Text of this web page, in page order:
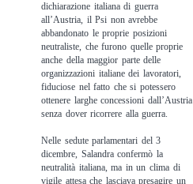
dichiarazione italiana di guerra
all’Austria, il Psi non avrebbe
abbandonato le proprie posizioni
neutraliste, che furono quelle proprie
anche della maggior parte delle
organizzazioni italiane dei lavoratori,
fiduciose nel fatto che si potessero
ottenere larghe concessioni dall’Austria
senza dover ricorrere alla guerra.
Nelle sedute parlamentari del 3
dicembre, Salandra confermò la
neutralità italiana, ma in un clima di
vigile attesa che lasciava presagire un